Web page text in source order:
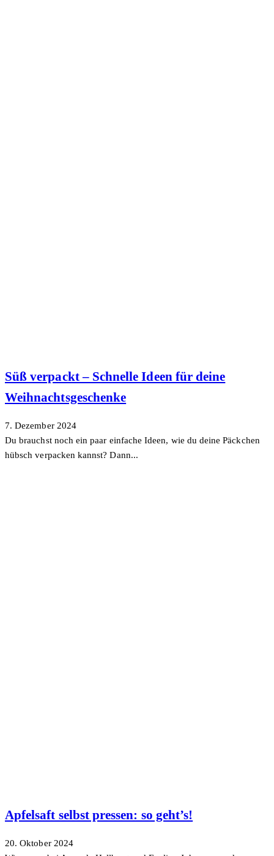
Süß verpackt – Schnelle Ideen für deine
Weihnachtsgeschenke
7. Dezember 2024
Du brauchst noch ein paar einfache Ideen, wie du deine Päckchen
hübsch verpacken kannst? Dann...
Apfelsaft selbst pressen: so geht’s!
20. Oktober 2024